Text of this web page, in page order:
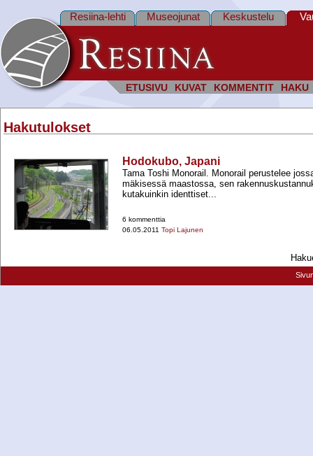
ETUSIVU KUVAT KOMMENTIT HAKU
Resiina-lehti Museojunat Keskustelu
Hakutulokset
Hodokubo, Japani
Tama Toshi Monorail. Monorail perustelee
mäkisessä maastossa, sen
kutakuinkin identtiset...
6 kommenttia
06.05.2011 Topi Lajunen